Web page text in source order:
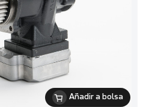
Añadir a bolsa